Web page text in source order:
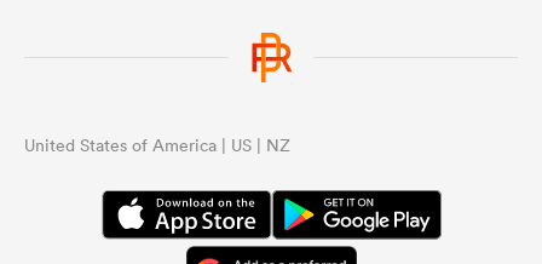
United States of America | US | NZ